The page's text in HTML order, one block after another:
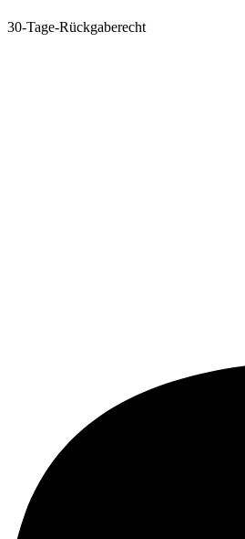
30-Tage-Rückgaberecht